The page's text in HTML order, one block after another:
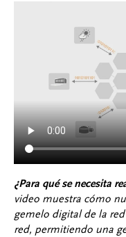
¿Para qué se necesita
video muestra cómo
gemelo digital de la
red, permitiendo una